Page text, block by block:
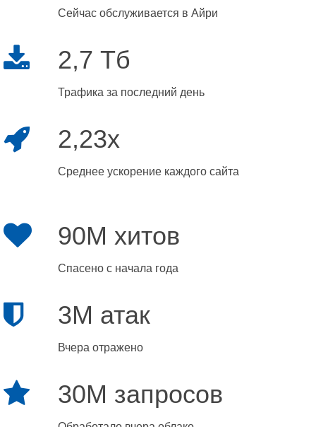
Сейчас обслуживается в Айри
2,7 Тб
Трафика за последний день
2,23x
Среднее ускорение каждого сайта
90M хитов
Спасено с начала года
3M атак
Вчера отражено
30M запросов